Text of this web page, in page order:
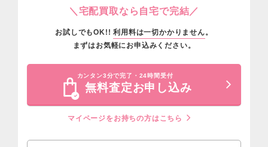
＼宅配買取なら自宅で完結／
お試しでもOK!!利用料は一切かかりません。
まずはお気軽にお申込みください。
カンタン3分で完了・24時間受付
無料査定お申し込み
マイページをお持ちの方はこちら